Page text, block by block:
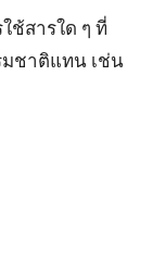
ช้สารใด ๆ ที่
มชาติแทน เช่น